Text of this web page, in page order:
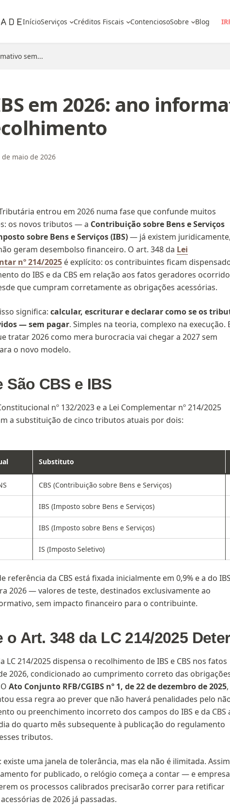
InícioServiços Créditos Fiscais ContenciosoSobre Blog
sem...
em 2026: ano
de maio de 2026
entrou em 2026 numa fase que confunde muitos
os novos tributos — a Contribuição sobre Bens e Serviços
sobre Bens e Serviços (IBS)— já existem juridicamente,
geram desembolso financeiro. O art. 348 da Lei
nº 214/2025 é explícito: os contribuintes ficam
do IBS e da CBS em relação aos fatos geradores
que cumpram corretamente as obrigações acessórias.
significa: calcular, escriturar e declarar como se os
— sem pagar. Simples na teoria, complexo na execução.
tratar 2026 como mera burocracia vai chegar a 2027 sem
o novo modelo.
São CBS e IBS
nº 132/2023 e a Lei Complementar nº 214/2025
a substituição de cinco tributos atuais por dois:
Substituto
CBS (Contribuição sobre Bens e Serviços)
IBS (Imposto sobre Bens e Serviços)
IBS (Imposto sobre Bens e Serviços)
IS (Imposto Seletivo)
referência da CBS está fixada inicialmente em 0,9% e a do IBS
2026 — valores de teste, destinados exclusivamente ao
sem impacto financeiro para o contribuinte.
o Art. 348 da LC 214/2025
LC 214/2025 dispensa o recolhimento de IBS e CBS nos fatos
2026, condicionado ao cumprimento correto das
Ato Conjunto RFB/CGIBS nº 1, de 22 de dezembro de 2025,
essa regra ao prever que não haverá penalidades pelo
ou preenchimento incorreto dos campos do IBS e da CBS
do quarto mês subsequente à publicação do regulamento
tributos.
existe uma janela de tolerância, mas ela não é ilimitada. Assim
for publicado, o relógio começa a contar — e
os processos calibrados precisarão correr para retificar
de 2026 já passadas.